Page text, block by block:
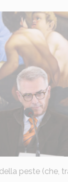
peste (che,